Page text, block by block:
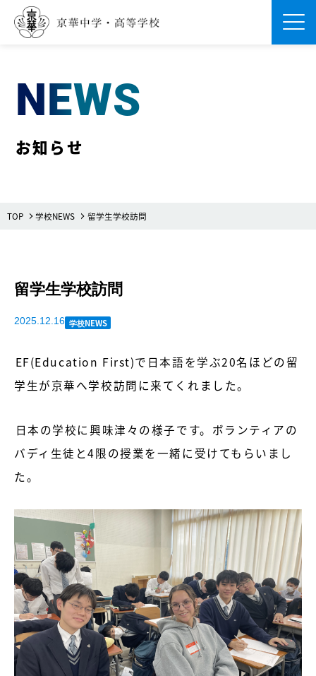
NEWS
お知らせ
TOP 学校NEWS 留学生学校訪問
留学生学校訪問
2025.12.16 学校NEWS
EF(Education First)で日本語を学ぶ20名ほどの留
学生が京華へ学校訪問に来てくれました。
日本の学校に興味津々の様子です。ボランティアの
バディ生徒と4限の授業を一緒に受けてもらいまし
た。